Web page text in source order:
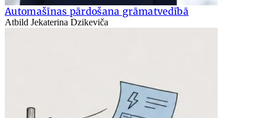
Automašīnas pārdošana grāmatvedībā
Atbild Jekaterina Dzikeviča